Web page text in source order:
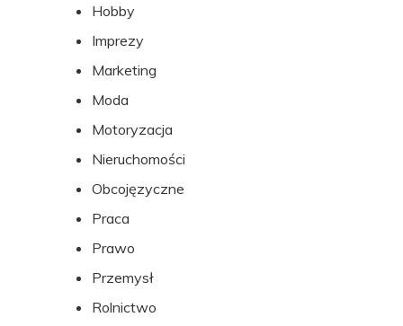
Hobby
Imprezy
Marketing
Moda
Motoryzacja
Nieruchomości
Obcojęzyczne
Praca
Prawo
Przemysł
Rolnictwo